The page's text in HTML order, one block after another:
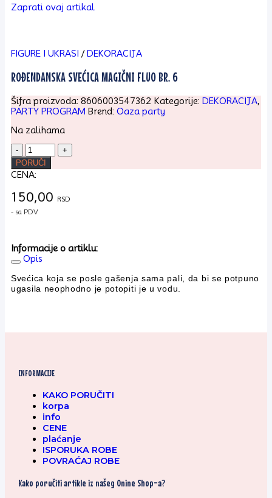
Zaprati ovaj artikal
FIGURE I UKRASI / DEKORACIJA
ROĐENDANSKA SVEĆICA MAGIČNI FLUO BR. 6
Šifra proizvoda: 8606003547362 Kategorije: DEKORACIJA,
PARTY PROGRAM Brend: Oaza party
Na zalihama
ROĐENDANSKA
SVEĆICA
MAGIČNI
FLUO
6
količina
PORUČI
CENA:
150,00 RSD
- sa PDV
Informacije o artiklu:
Opis
Svećica koja se posle gašenja sama pali, da bi se potpuno
ugasila neophodno je potopiti je u vodu.
INFORMACIJE
KAKO PORUČITI
korpa
info
CENE
plaćanje
ISPORUKA ROBE
POVRAĆAJ ROBE
Kako poručiti artikle iz našeg Onine Shop-a?